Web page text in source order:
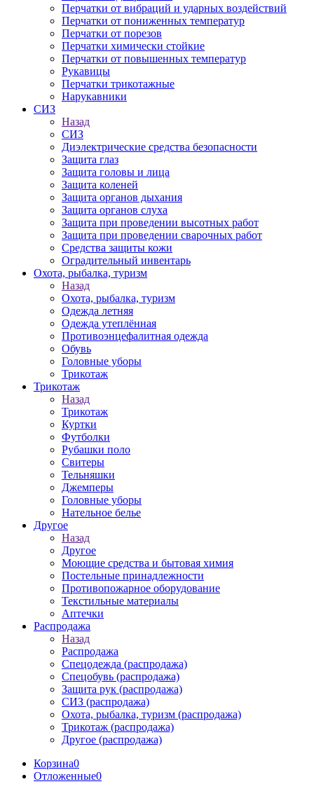
Перчатки от вибраций и ударных воздействий
Перчатки от пониженных температур
Перчатки от порезов
Перчатки химически стойкие
Перчатки от повышенных температур
Рукавицы
Перчатки трикотажные
Нарукавники
СИЗ
Назад
СИЗ
Диэлектрические средства безопасности
Защита глаз
Защита головы и лица
Защита коленей
Защита органов дыхания
Защита органов слуха
Защита при проведении высотных работ
Защита при проведении сварочных работ
Средства защиты кожи
Оградительный инвентарь
Охота, рыбалка, туризм
Назад
Охота, рыбалка, туризм
Одежда летняя
Одежда утеплённая
Противоэнцефалитная одежда
Обувь
Головные уборы
Трикотаж
Трикотаж
Назад
Трикотаж
Куртки
Футболки
Рубашки поло
Свитеры
Тельняшки
Джемперы
Головные уборы
Нательное белье
Другое
Назад
Другое
Моющие средства и бытовая химия
Постельные принадлежности
Противопожарное оборудование
Текстильные материалы
Аптечки
Распродажа
Назад
Распродажа
Спецодежда (распродажа)
Спецобувь (распродажа)
Защита рук (распродажа)
СИЗ (распродажа)
Охота, рыбалка, туризм (распродажа)
Трикотаж (распродажа)
Другое (распродажа)
Корзина0
Отложенные0